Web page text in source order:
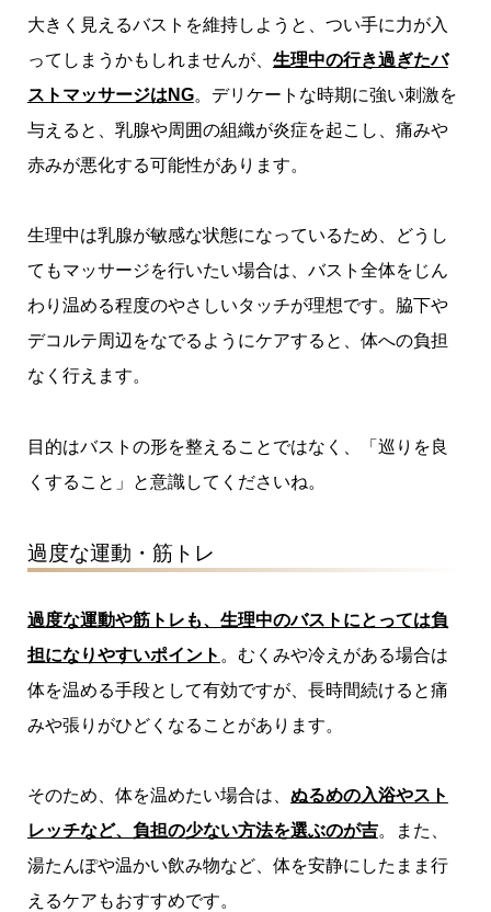
大きく見えるバストを維持しようと、つい手に力が入
ってしまうかもしれませんが、 生理中の行き過ぎたバ
ストマッサージはNG。デリケートな時期に強い刺激を
与えると、乳腺や周囲の組織が炎症を起こし、痛みや
赤みが悪化する可能性があります。
生理中は乳腺が敏感な状態になっているため、どうし
てもマッサージを行いたい場合は、バスト全体をじん
わり温める程度のやさしいタッチが理想です。脇下や
デコルテ周辺をなでるようにケアすると、体への負担
なく行えます。
目的はバストの形を整えることではなく、「巡りを良
くすること」と意識してくださいね。
過度な運動・筋トレ
過度な運動や筋トレも、生理中のバストにとっては負
担になりやすいポイント 。むくみや冷えがある場合は
体を温める手段として有効ですが、長時間続けると痛
みや張りがひどくなることがあります。
そのため、体を温めたい場合は、 ぬるめの入浴やスト
レッチなど、負担の少ない方法を選ぶのが吉。また、
湯たんぽや温かい飲み物など、体を安静にしたまま行
えるケアもおすすめです。